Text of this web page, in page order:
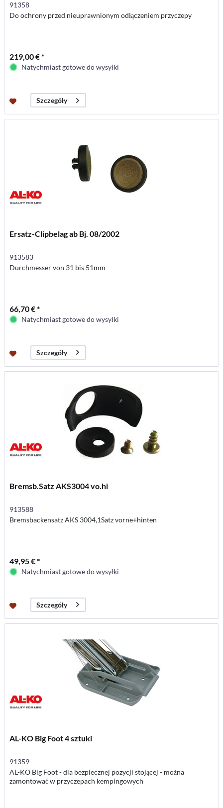
91358
Do ochrony przed nieuprawnionym odłączeniem przyczepy
219,00 € *
Natychmiast gotowe do wysyłki
Szczegóły
Ersatz-Clipbelag ab Bj. 08/2002
913583
Durchmesser von 31 bis 51mm
66,70 € *
Natychmiast gotowe do wysyłki
Szczegóły
Bremsb.Satz AKS3004 vo.hi
913588
Bremsbackensatz AKS 3004,1Satz vorne+hinten
49,95 € *
Natychmiast gotowe do wysyłki
Szczegóły
AL-KO Big Foot 4 sztuki
91359
AL-KO Big Foot - dla bezpiecznej pozycji stojącej - można
zamontować w przyczepach kempingowych